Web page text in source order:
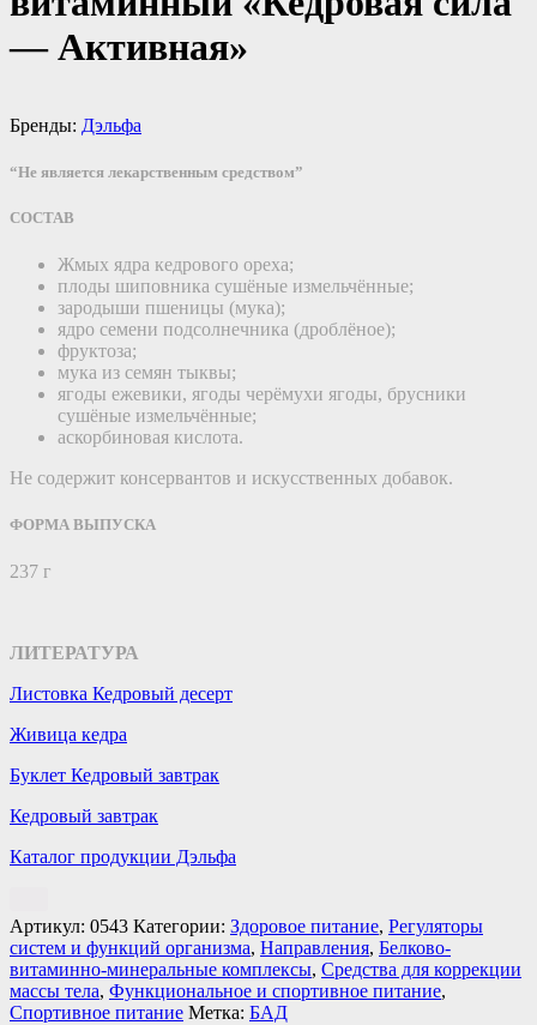
— Активная»
Бренды: Дэльфа
“Не является лекарственным средством”
СОСТАВ
Жмых ядра кедрового ореха;
плоды шиповника сушёные измельчённые;
зародыши пшеницы (мука);
ядро семени подсолнечника (дроблёное);
фруктоза;
мука из семян тыквы;
ягоды ежевики, ягоды черёмухи ягоды, брусники
сушёные измельчённые;
аскорбиновая кислота.
Не содержит консервантов и искусственных добавок.
ФОРМА ВЫПУСКА
237 г
ЛИТЕРАТУРА
Листовка Кедровый десерт
Живица кедра
Буклет Кедровый завтрак
Кедровый завтрак
Каталог продукции Дэльфа
Артикул: 0543 Категории: Здоровое питание, Регуляторы
систем и функций организма, Направления, Белково-
витаминно-минеральные комплексы, Средства для коррекции
массы тела, Функциональное и спортивное питание,
Спортивное питание Метка: БАД